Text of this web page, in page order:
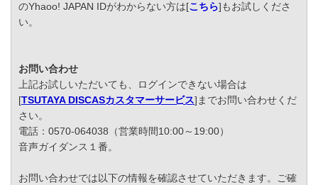
のYhaoo! JAPAN IDがわからない方は[こちら]もお試しくださ
い。
お問い合わせ
上記お試しいただいても、ログインできない場合は
[TSUTAYA DISCASカスタマーサービス]までお問い合わせくだ
さい。
電話：0570-064038（営業時間10:00～19:00）
音声ガイダンス１番。
お問い合わせでは以下の情報を確認させていただきます。ご確